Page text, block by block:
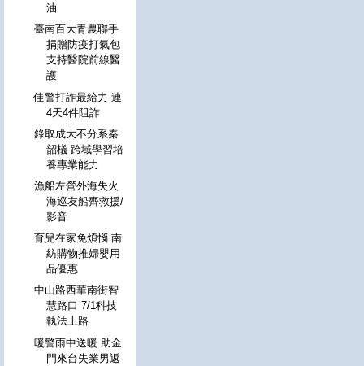
油
臺南百大青農聯手
捐贈防疫打氣包
支持醫院前線醫
護
佳警打詐最給力 連
4天4件阻詐
錄取成大不分系秦
韶檥 跨域學習培
養專業能力
漁船左營外海失火
海巡友船齊救援/
影音
育兒在家免煩惱 南
紡購物推婦嬰用
品優惠
中山路西華南街智
慧路口 7/1科技
執法上路
暖警雨中送暖 助金
門來台失業男返